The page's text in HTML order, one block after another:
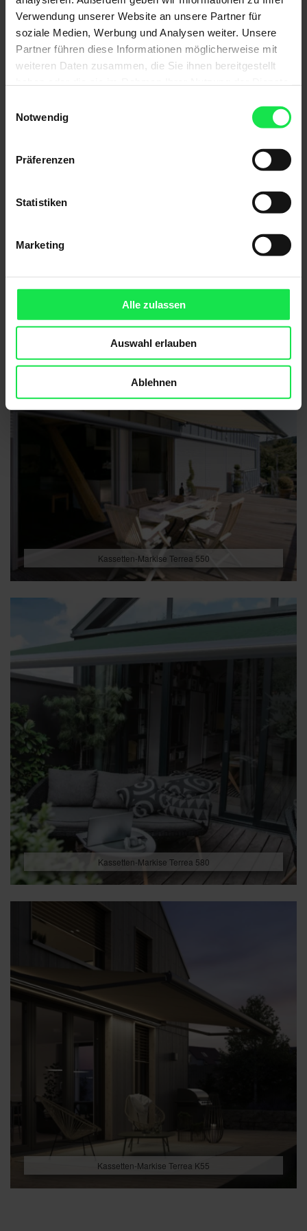
Verwendung unserer Website an unsere Partner für
soziale Medien, Werbung und Analysen weiter. Unsere
Partner führen diese Informationen möglicherweise mit
weiteren Daten zusammen, die Sie ihnen bereitgestellt
Notwendig
Präferenzen
Statistiken
Marketing
Alle zulassen
Auswahl erlauben
Ablehnen
Halbgeschlossene Gelenkarm-Markise Terrea H60
Kassetten-Markise Terrea 550
Kassetten-Markise Terrea 580
Kassetten-Markise Terrea K55